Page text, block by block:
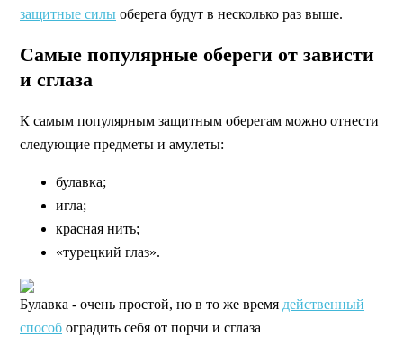
защитные силы оберега будут в несколько раз выше.
Самые популярные обереги от зависти
и сглаза
К самым популярным защитным оберегам можно отнести
следующие предметы и амулеты:
булавка;
игла;
красная нить;
«турецкий глаз».
Булавка - очень простой, но в то же время действенный
способ оградить себя от порчи и сглаза